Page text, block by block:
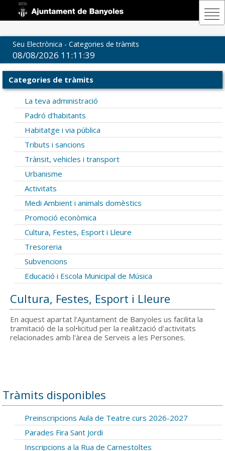
Seu Electrònica - Categories de tràmits
08/08/2026 11:11:39
Categories de tràmits
La teva administració
Padró d'habitants
Habitatge i via pública
Tributs i sancions
Trànsit, vehicles i transport
Urbanisme
Activitats
Medi Ambient i animals domèstics
Promoció econòmica
Cultura, Festes, Esport i Lleure
Tresoreria
Subvencions
Educació i Escola Municipal de Música
Cultura, Festes, Esport i Lleure
En aquest apartat l’Ajuntament de Banyoles us facilita la
tramitació de la sol•licitud per la realització d'activitats
relacionades amb l'àrea de Serveis a les Persones.
Tràmits disponibles
Preinscripcions Aula de Teatre curs 2026-2027
Parades Fira Sant Jordi
Inscripcions a la Rua de Carnestoltes